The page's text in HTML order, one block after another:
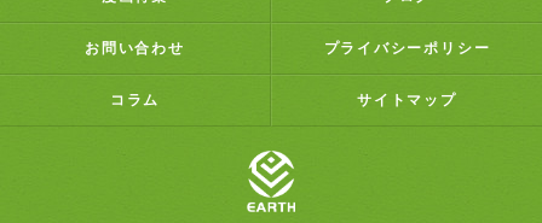
お問い合わせ プライバシーポリシー
コラム サイトマップ